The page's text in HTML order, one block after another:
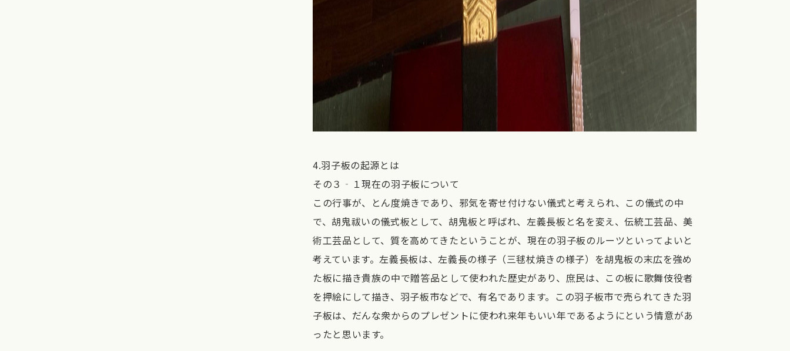
4.羽子板の起源とは
その３‐１現在の羽子板について
この行事が、とん度焼きであり、邪気を寄せ付けない儀式と考えられ、この儀式の中
で、胡鬼祓いの儀式板として、胡鬼板と呼ばれ、左義長板と名を変え、伝統工芸品、美
術工芸品として、質を高めてきたということが、現在の羽子板のルーツといってよいと
考えています。左義長板は、左義長の様子（三毬杖焼きの様子）を胡鬼板の末広を強め
た板に描き貴族の中で贈答品として使われた歴史があり、庶民は、この板に歌舞伎役者
を押絵にして描き、羽子板市などで、有名であります。この羽子板市で売られてきた羽
子板は、だんな衆からのプレゼントに使われ来年もいい年であるようにという情意があ
ったと思います。